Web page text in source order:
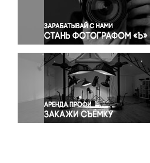
Правосудие
Происшествия и конфликты
Религия
Светская жизнь
Спорт
Экология
Экономика и бизнес